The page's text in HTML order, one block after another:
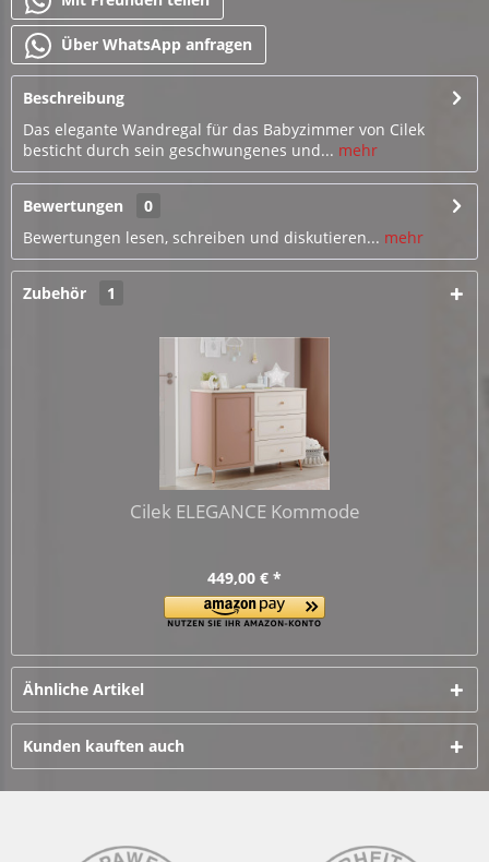
Über WhatsApp anfragen
Beschreibung
Das elegante Wandregal für das Babyzimmer von Cilek
besticht durch sein geschwungenes und... mehr
Bewertungen
0
Bewertungen lesen, schreiben und diskutieren... mehr
Zubehör 1
Cilek ELEGANCE Kommode
449,00 € *
Ähnliche Artikel
Kunden kauften auch